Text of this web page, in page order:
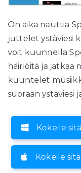
On aika nauttia
juttelet ystäviesi
voit kuunnella
häiriöitä ja jatkaa
kuuntelet
suoraan ystäviesi
Kokeile
Kokeile